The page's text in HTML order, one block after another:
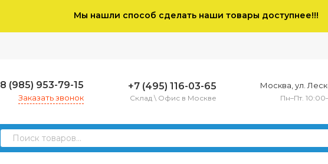
Мы нашли способ сделать наши товары доступнее!!!
8 (985) 953-79-15
Заказать звонок
+7 (495) 116-03-65
Склад \ Офис в Москве
Москва, ул.
Пн–Пт.